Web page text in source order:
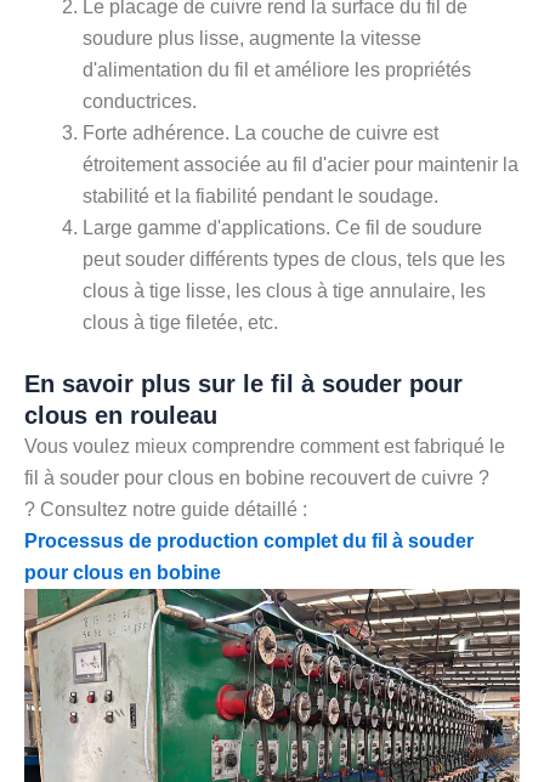
Le placage de cuivre rend la surface du fil de
soudure plus lisse, augmente la vitesse
d'alimentation du fil et améliore les propriétés
conductrices.
Forte adhérence. La couche de cuivre est
étroitement associée au fil d'acier pour maintenir la
stabilité et la fiabilité pendant le soudage.
Large gamme d'applications. Ce fil de soudure
peut souder différents types de clous, tels que les
clous à tige lisse, les clous à tige annulaire, les
clous à tige filetée, etc.
En savoir plus sur le fil à souder pour
clous en rouleau
Vous voulez mieux comprendre comment est fabriqué le
fil à souder pour clous en bobine recouvert de cuivre ?
? Consultez notre guide détaillé :
Processus de production complet du fil à souder
pour clous en bobine